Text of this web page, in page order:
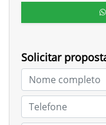
Solicitar